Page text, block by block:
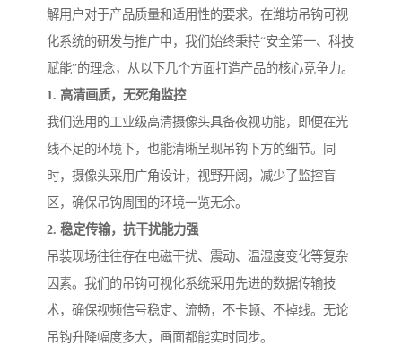
解用户对于产品质量和适用性的要求。在潍坊吊钩可视
化系统的研发与推广中，我们始终秉持“安全第一、科技
赋能”的理念，从以下几个方面打造产品的核心竞争力。
1. 高清画质，无死角监控
我们选用的工业级高清摄像头具备夜视功能，即便在光
线不足的环境下，也能清晰呈现吊钩下方的细节。同
时，摄像头采用广角设计，视野开阔，减少了监控盲
区，确保吊钩周围的环境一览无余。
2. 稳定传输，抗干扰能力强
吊装现场往往存在电磁干扰、震动、温湿度变化等复杂
因素。我们的吊钩可视化系统采用先进的数据传输技
术，确保视频信号稳定、流畅，不卡顿、不掉线。无论
吊钩升降幅度多大，画面都能实时同步。